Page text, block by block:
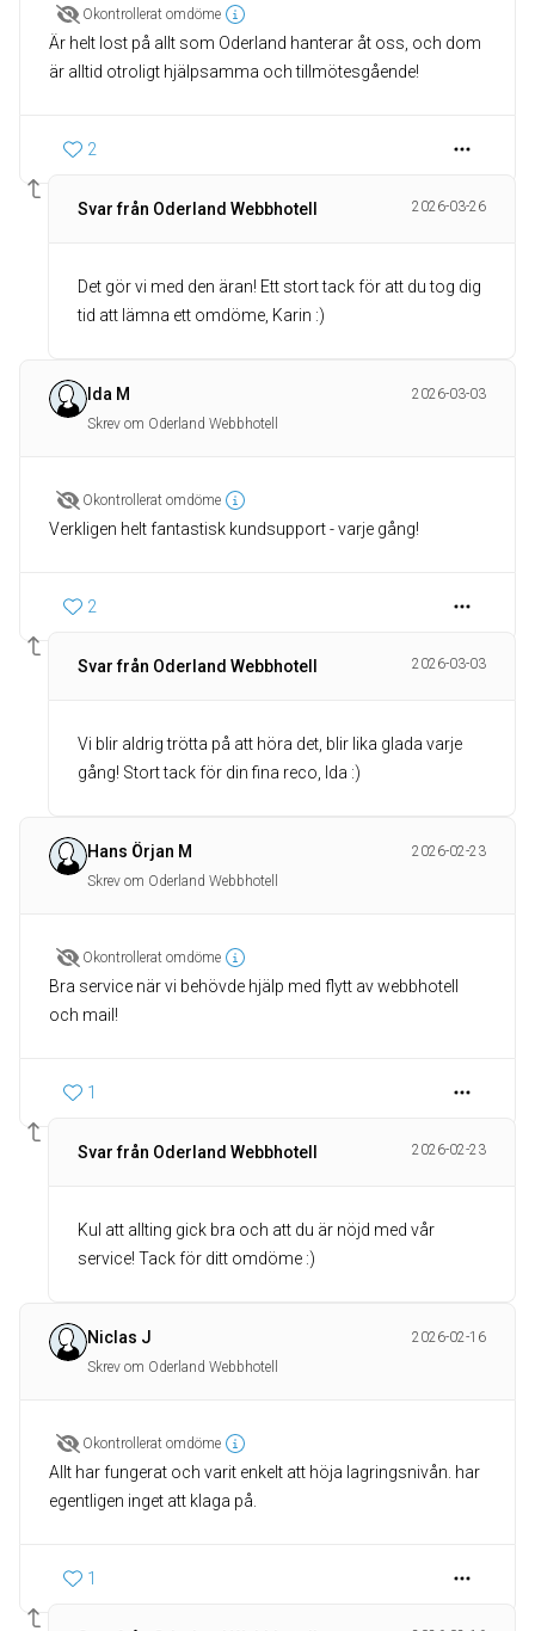
Okontrollerat omdöme
Är helt lost på allt som Oderland hanterar åt oss, och dom
är alltid otroligt hjälpsamma och tillmötesgående!
2
Svar från Oderland Webbhotell 2026-03-26
Det gör vi med den äran! Ett stort tack för att du tog dig
tid att lämna ett omdöme, Karin :)
Ida M
2026-03-03
Skrev om Oderland Webbhotell
Okontrollerat omdöme
Verkligen helt fantastisk kundsupport - varje gång!
2
Svar från Oderland Webbhotell 2026-03-03
Vi blir aldrig trötta på att höra det, blir lika glada varje
gång! Stort tack för din fina reco, Ida :)
Hans Örjan M
2026-02-23
Skrev om Oderland Webbhotell
Okontrollerat omdöme
Bra service när vi behövde hjälp med flytt av webbhotell
och mail!
1
Svar från Oderland Webbhotell 2026-02-23
Kul att allting gick bra och att du är nöjd med vår
service! Tack för ditt omdöme :)
Niclas J
2026-02-16
Skrev om Oderland Webbhotell
Okontrollerat omdöme
Allt har fungerat och varit enkelt att höja lagringsnivån. har
egentligen inget att klaga på.
1